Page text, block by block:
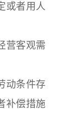
者用人
客观需
条件存
补偿措施